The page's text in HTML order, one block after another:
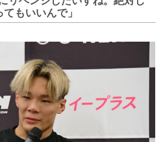
もいいんで」